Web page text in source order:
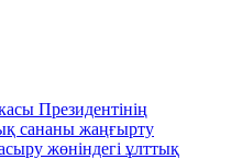
Президентінің
сананы жаңғырту
жөніндегі ұлттық